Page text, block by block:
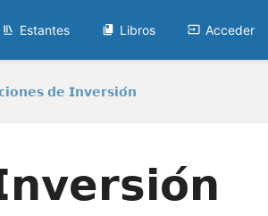
Estantes Libros Acceder
𝗱𝗲 𝗜𝗻𝘃𝗲𝗿𝘀𝗶𝗼́𝗻